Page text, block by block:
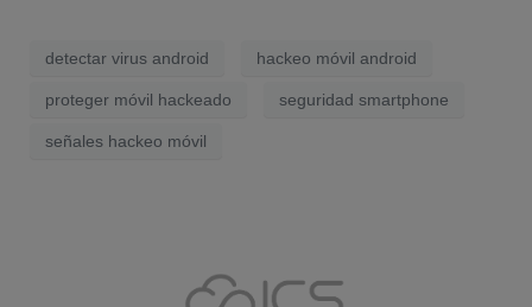
detectar virus android hackeo móvil android
proteger móvil hackeado seguridad smartphone
señales hackeo móvil